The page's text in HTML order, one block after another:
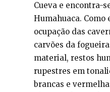
Cueva e encontra-
Humahuaca. Como
ocupação das
carvões da
material, restos
rupestres em
brancas e